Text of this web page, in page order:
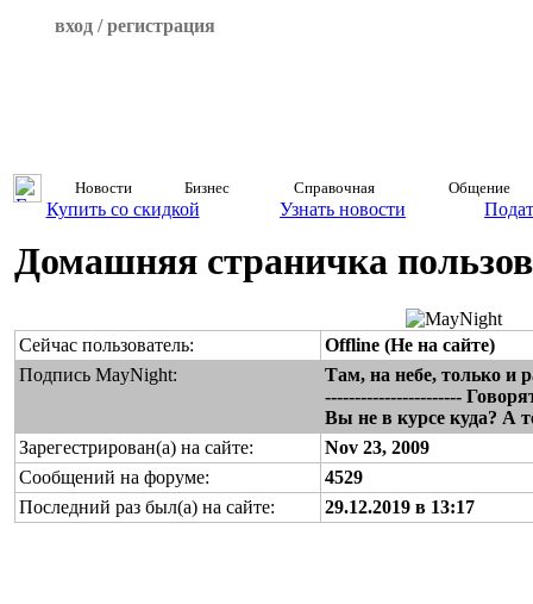
вход / регистрация
Новости Бизнес Справочная Общение
Купить со скидкой Узнать новости
Домашняя страничка
Сейчас пользователь:
Offline (Не на сайте)
Подпись MayNight:
Там, на небе, только и
-----------------------
Вы не в курсе куда? А
Зарегестрирован(а) на сайте:
Nov 23, 2009
Сообщений на форуме:
4529
Последний раз был(а) на сайте:
29.12.2019 в 13:17